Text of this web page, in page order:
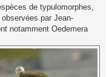
de typulomorphes,
par Jean-
notamment Oedemera